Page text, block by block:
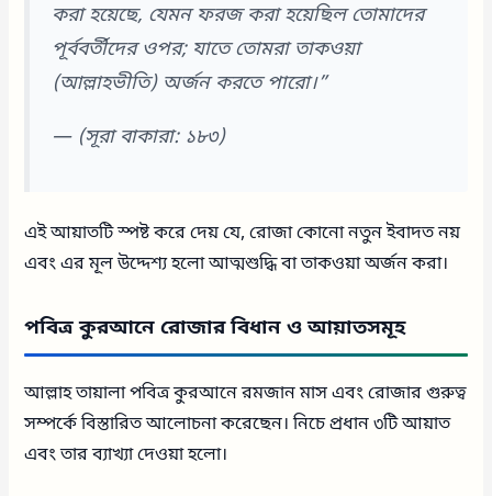
করা হয়েছে, যেমন ফরজ করা হয়েছিল তোমাদের
পূর্ববর্তীদের ওপর; যাতে তোমরা তাকওয়া
(আল্লাহভীতি) অর্জন করতে পারো।”
— (সূরা বাকারা: ১৮৩)
এই আয়াতটি স্পষ্ট করে দেয় যে, রোজা কোনো নতুন ইবাদত নয়
এবং এর মূল উদ্দেশ্য হলো আত্মশুদ্ধি বা তাকওয়া অর্জন করা।
পবিত্র কুরআনে রোজার বিধান ও আয়াতসমূহ
আল্লাহ তায়ালা পবিত্র কুরআনে রমজান মাস এবং রোজার গুরুত্ব
সম্পর্কে বিস্তারিত আলোচনা করেছেন। নিচে প্রধান ৩টি আয়াত
এবং তার ব্যাখ্যা দেওয়া হলো।